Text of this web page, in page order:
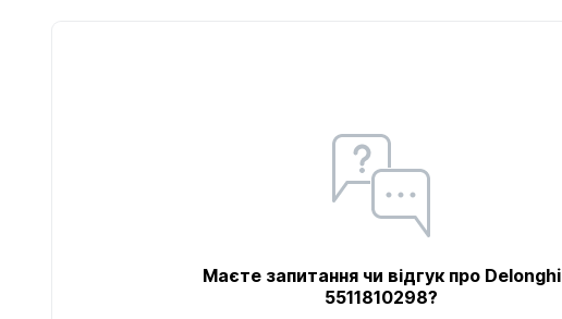
Маєте запитання чи відгук про Delonghi
5511810298?